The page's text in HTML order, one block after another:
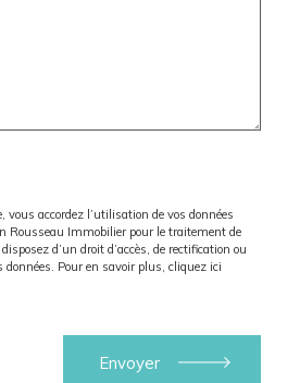
vous accordez l’utilisation de vos données
Rousseau Immobilier pour le traitement de
d’un droit d’accès, de rectification ou
données. Pour en savoir plus, cliquez ici